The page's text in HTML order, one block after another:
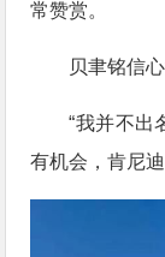
常赞赏。
贝聿铭信
“我并不出
有机会，肯尼